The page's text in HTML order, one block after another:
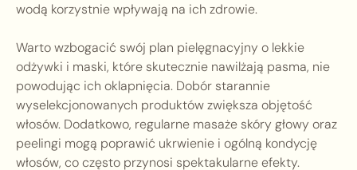
wodą korzystnie wpływają na ich zdrowie.
Warto wzbogacić swój plan pielęgnacyjny o lekkie
odżywki i maski, które skutecznie nawilżają pasma, nie
powodując ich oklapnięcia. Dobór starannie
wyselekcjonowanych produktów zwiększa objętość
włosów. Dodatkowo, regularne masaże skóry głowy oraz
peelingi mogą poprawić ukrwienie i ogólną kondycję
włosów, co często przynosi spektakularne efekty.